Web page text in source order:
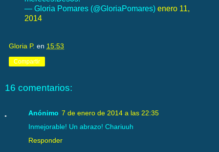
— Gloria Pomares (@GloriaPomares) enero 11,
2014
Gloria P. en 15:53
Compartir
16 comentarios:
Anónimo 7 de enero de 2014 a las 22:35
Inmejorable! Un abrazo! Chariuuh
Responder